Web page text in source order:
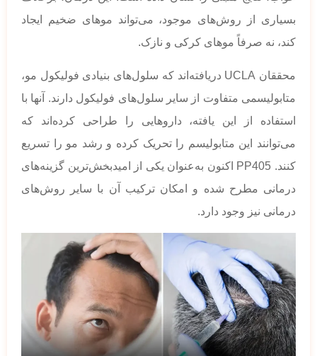
بسیاری از روش‌های موجود، می‌تواند موهای ضخیم ایجاد
کند، نه صرفاً موهای کرکی و نازک.
محققان UCLA دریافته‌اند که سلول‌های بنیادی فولیکول مو،
متابولیسمی متفاوت از سایر سلول‌های فولیکول دارند. آنها با
استفاده از این یافته، داروهایی را طراحی کرده‌اند که
می‌توانند این متابولیسم را تحریک کرده و رشد مو را تسریع
کنند. PP405 اکنون به‌عنوان یکی از امیدبخش‌ترین گزینه‌های
درمانی مطرح شده و امکان ترکیب آن با سایر روش‌های
درمانی نیز وجود دارد.